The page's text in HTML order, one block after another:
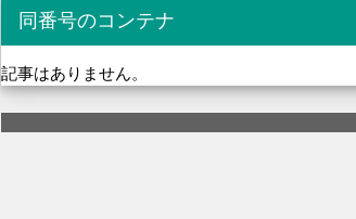
同番号のコンテナ
記事はありません。